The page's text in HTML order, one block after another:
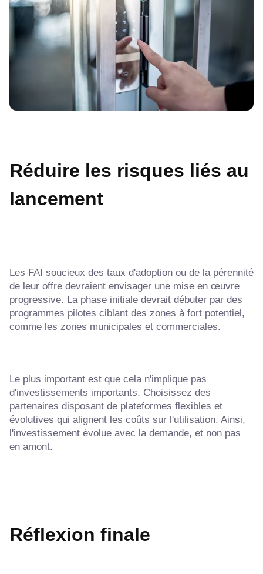
Réduire les risques liés au
lancement
Les FAI soucieux des taux d'adoption ou de la pérennité
de leur offre devraient envisager une mise en œuvre
progressive. La phase initiale devrait débuter par des
programmes pilotes ciblant des zones à fort potentiel,
comme les zones municipales et commerciales.
Le plus important est que cela n'implique pas
d'investissements importants. Choisissez des
partenaires disposant de plateformes flexibles et
évolutives qui alignent les coûts sur l'utilisation. Ainsi,
l'investissement évolue avec la demande, et non pas
en amont.
Réflexion finale